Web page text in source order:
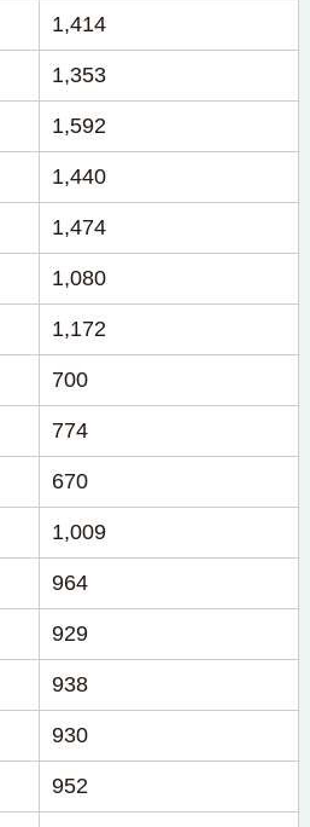
1,414
1,353
1,592
1,440
1,474
1,080
1,172
700
774
670
1,009
964
929
938
930
952